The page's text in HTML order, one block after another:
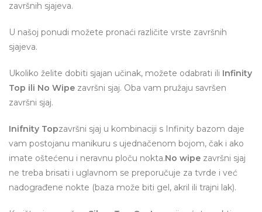
završnih sjajeva.
U našoj ponudi možete pronaći različite vrste završnih
sjajeva.
Ukoliko želite dobiti sjajan učinak, možete odabrati ili Infinity
Top ili No Wipe završni sjaj. Oba vam pružaju savršen
završni sjaj.
Inifnity Topzavršni sjaj u kombinaciji s Infinity bazom daje
vam postojanu manikuru s ujednačenom bojom, čak i ako
imate oštećenu i neravnu ploču nokta.No wipe završni sjaj
ne treba brisati i uglavnom se preporučuje za tvrde i već
nadograđene nokte (baza može biti gel, akril ili trajni lak).